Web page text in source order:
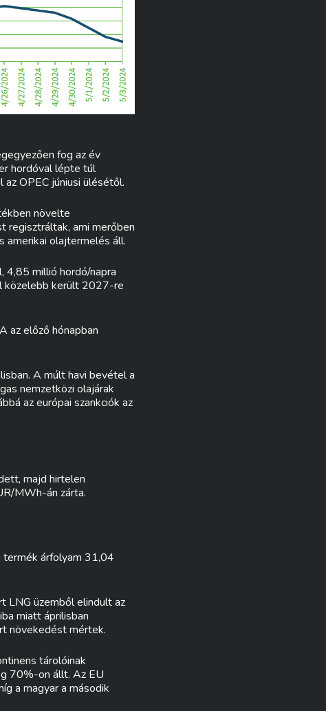
fog az év
hordóval lépte túl
OPEC júniusi ülésétől.
növelte
regisztráltak, ami merőben
amerikai olajtermelés áll.
4,85 millió hordó/napra
közelebb került 2027-re
az előző hónapban
A múlt havi bevétel a
nemzetközi olajárak
az európai szankciók az
majd hirtelen
MWh-án zárta.
termék árfolyam 31,04
LNG üzemből elindult az
miatt áprilisban
növekedést mértek.
tárolóinak
70%-on állt. Az EU
a magyar a második